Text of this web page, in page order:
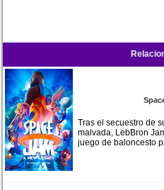
Tras el secuestro de
malvada, LebBron
juego de baloncesto